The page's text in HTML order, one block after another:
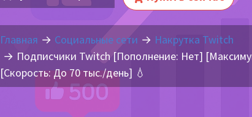
Главная Социальные сети
Накрутка Twitch
Подписчики Twitch [Пополнение: Нет]
[Скорость: До 70 тыс./день] 💧